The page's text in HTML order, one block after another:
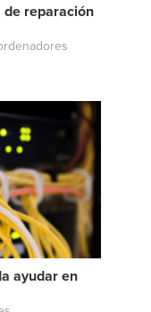
de reparación
ayudar en